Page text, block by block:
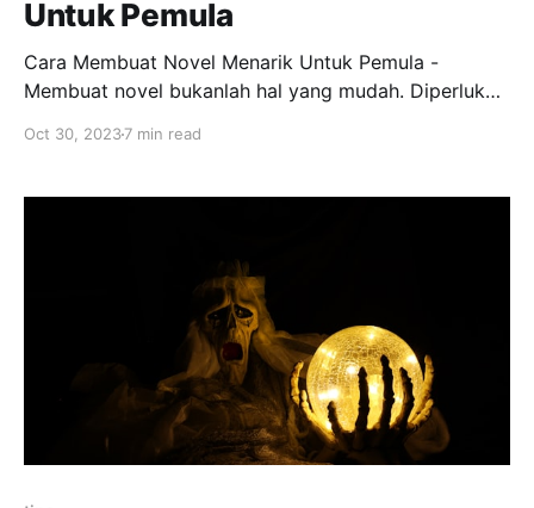
Untuk Pemula
Cara Membuat Novel Menarik Untuk Pemula -
Membuat novel bukanlah hal yang mudah. Diperlukan
memasarkan novel tersebut. Lalu, jika kamu seorang
Oct 30, 20237 min read